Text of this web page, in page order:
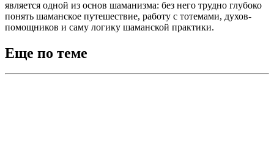
является одной из основ шаманизма: без него трудно глубоко
понять шаманское путешествие, работу с тотемами, духов-
помощников и саму логику шаманской практики.
Еще по теме